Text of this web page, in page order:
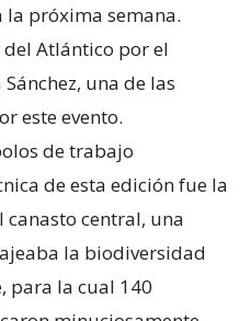
próxima semana.
Atlántico por el
una de las
este evento.
de trabajo
de esta edición fue la
central, una
la biodiversidad
para la cual 140